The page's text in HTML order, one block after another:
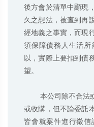
後方會於清單中顯現
久之想法，被查到再
經地義之事實，而現
須保障債務人生活
以，實際上要扣到債
望。
或收購，但不論委託
皆會就案件進行徵